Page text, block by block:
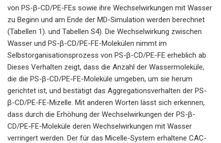
von PS-β-CD/PE-FEs sowie ihre Wechselwirkungen mit Wasser
zu Beginn und am Ende der MD-Simulation werden berechnet
(Tabellen 1). und Tabellen S4). Die Wechselwirkung zwischen
Wasser und PS-β-CD/PE-FE-Molekülen nimmt im
Selbstorganisationsprozess von PS-β-CD/PE-FE erheblich ab.
Dieses Verhalten zeigt, dass die Anzahl der Wassermoleküle,
die die PS-β-CD/PE-FE-Moleküle umgeben, um sie herum
gerichtet ist, und bestätigt das Aggregationsverhalten der PS-
β-CD/PE-FE-Mizelle. Mit anderen Worten lässt sich erkennen,
dass durch die Erhöhung der Wechselwirkungen der PS-β-
CD/PE-FE-Moleküle deren Wechselwirkungen mit Wasser
verringert werden. Der für das Micelle-System erhaltene CAC-